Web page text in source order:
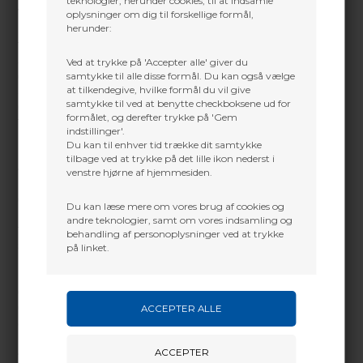
oplysninger om dig til forskellige formål,
herunder:
Ved at trykke på 'Accepter alle' giver du
samtykke til alle disse formål. Du kan også vælge
at tilkendegive, hvilke formål du vil give
samtykke til ved at benytte checkboksene ud for
formålet, og derefter trykke på 'Gem
indstillinger'.
Du kan til enhver tid trække dit samtykke
tilbage ved at trykke på det lille ikon nederst i
venstre hjørne af hjemmesiden.
Du kan læse mere om vores brug af cookies og
andre teknologier, samt om vores indsamling og
behandling af personoplysninger ved at trykke
på linket.
Ved et booket besøg kan vi tage os tid til at gennemgå
relevante modeller og hjælpe med blandt andet
at prøve udstyret og stille spørgsmål, inden du beslutter
Skal du blot købe pile, strenge eller mindre tilbehør, er
du også velkommen til at besøge butikken uden
tidsbestilling. Ved køb af en ny bue anbefaler vi, at du
booker tid på forhånd.
-Mød Niels Baldur
Niels har arbejdet med bueskydning og buejagt gennem
flere årtier og har erfaring med blandt andet konkurrence
skydning, jagt, rådgivning, opsætning og finjustering af
den dyreste løsning. Målet er at finde en bue og et setup,
der passer til dit niveau, din anvendelse og dine
ambitioner.
-Hjælp til begyndere, konkurrence skytter og